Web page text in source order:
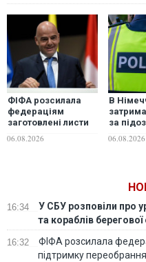
ФІФА розсилала
федераціям
заготовлені листи
на підтримку
переобрання
06.08.2026
В
за
06.08.2026
16:34
У СБУ розповіли про
та кораблів
16:32
ФІФА розсилала
підтримку